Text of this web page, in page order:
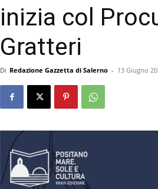
inizia col
Gratteri
Di Redazione Gazzetta di Salerno - 13 Giugno